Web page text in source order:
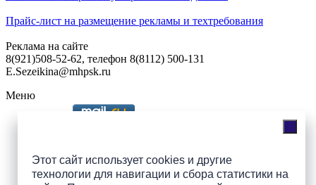
Этот сайт использует cookies и другие
технологии для навигации и сбора статистики на
Прайс-лист на размещение рекламы и техтребования
Реклама на сайте
8(921)508-52-62, телефон 8(8112) 500-131
E.Sezeikina@mhpsk.ru
Меню